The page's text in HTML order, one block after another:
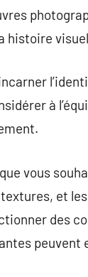
histoire
à
vous
et
des
peuvent